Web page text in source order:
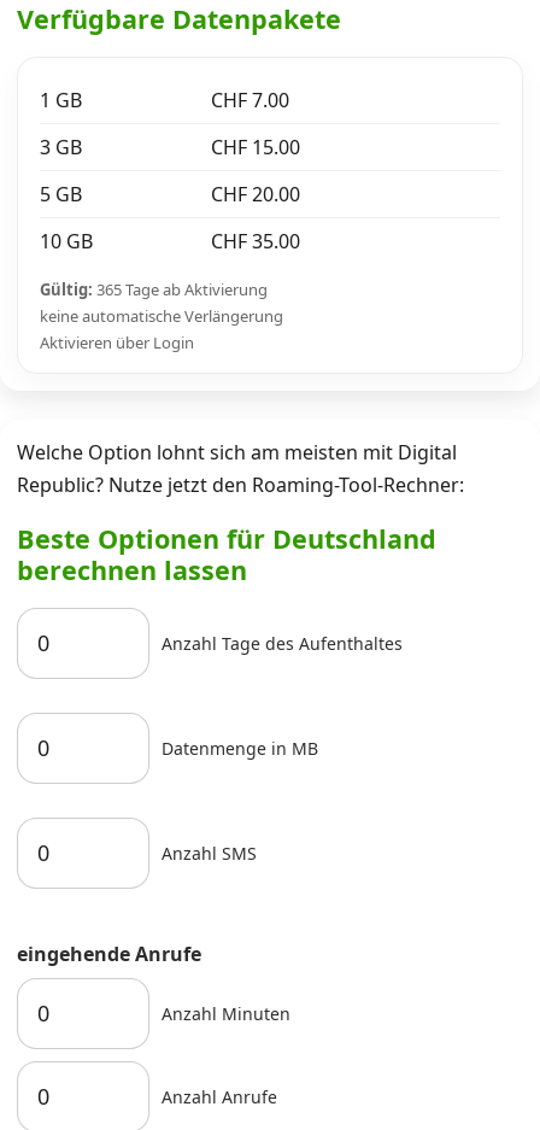
Verfügbare Datenpakete
1 GB
CHF 7.00
3 GB
CHF 15.00
5 GB
CHF 20.00
10 GB
CHF 35.00
Gültig: 365 Tage ab Aktivierung
keine automatische Verlängerung
Aktivieren über Login
Welche Option lohnt sich am meisten mit Digital
Republic? Nutze jetzt den Roaming-Tool-Rechner:
Beste Optionen für Deutschland
berechnen lassen
Anzahl Tage des Aufenthaltes
Datenmenge in MB
Anzahl SMS
eingehende Anrufe
Anzahl Minuten
Anzahl Anrufe